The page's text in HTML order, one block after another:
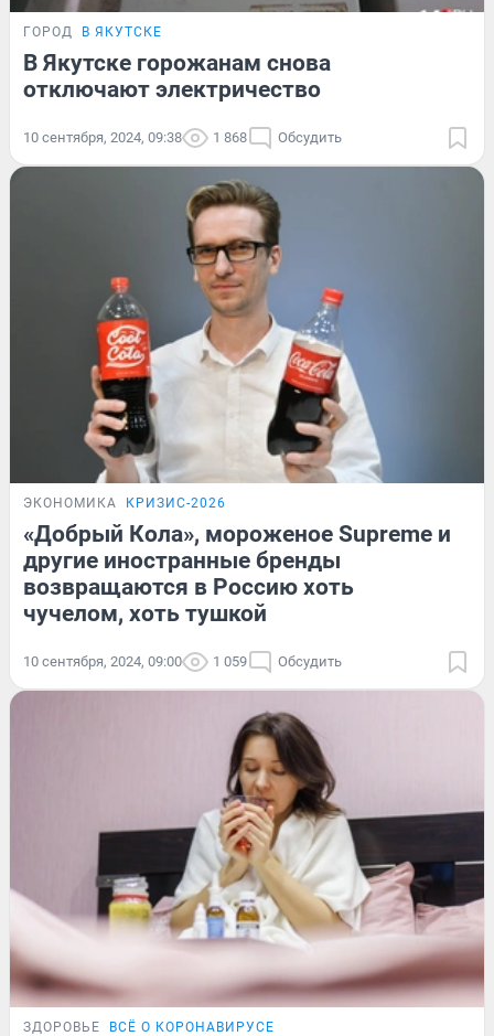
ГОРОД В ЯКУТСКЕ
В Якутске горожанам снова
отключают электричество
10 сентября, 2024, 09:38 1 868 Обсудить
ЭКОНОМИКА КРИЗИС-2026
«Добрый Кола», мороженое Supreme и
другие иностранные бренды
возвращаются в Россию хоть
чучелом, хоть тушкой
10 сентября, 2024, 09:00 1 059 Обсудить
ЗДОРОВЬЕ ВСЁ О КОРОНАВИРУСЕ